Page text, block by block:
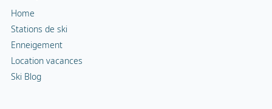
Home
Stations de ski
Enneigement
Location vacances
Ski Blog